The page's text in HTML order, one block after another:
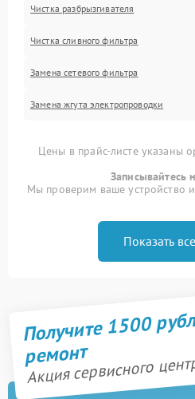
Чистка разбрызгивателя
Чистка сливного фильтра
Замена сетевого фильтра
Замена жгута электропроводки
Цены в прайс-листе указаны
Записывайтесь
Мы проверим ваше устройство
Показать
Получите 1500
ремонт
Акция сервисного